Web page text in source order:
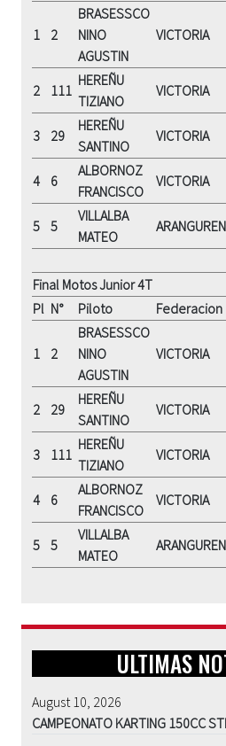
1 2
BRASESSCO
NINO
AGUSTIN
VICTORIA
2 111
HEREÑU
TIZIANO
VICTORIA
3 29
HEREÑU
SANTINO
VICTORIA
4 6
ALBORNOZ
FRANCISCO
VICTORIA
5 5
VILLALBA
MATEO
ARANGUREN
Final Motos Junior 4T
Pl N° Piloto Federacion
1 2
BRASESSCO
NINO
AGUSTIN
VICTORIA
2 29
HEREÑU
SANTINO
VICTORIA
3 111
HEREÑU
TIZIANO
VICTORIA
4 6
ALBORNOZ
FRANCISCO
VICTORIA
5 5
VILLALBA
MATEO
ARANGUREN
ULTIMAS
August 10, 2026
CAMPEONATO KARTING 150CC